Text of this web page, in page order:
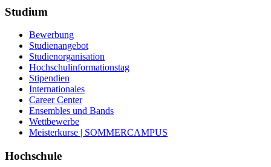
Studium
Bewerbung
Studienangebot
Studienorganisation
Hochschulinformationstag
Stipendien
Internationales
Career Center
Ensembles und Bands
Wettbewerbe
Meisterkurse | SOMMERCAMPUS
Hochschule